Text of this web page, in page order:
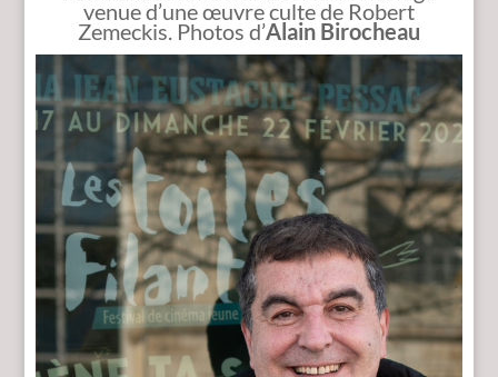
venue d’une œuvre culte de Robert
Zemeckis. Photos d’Alain Birocheau